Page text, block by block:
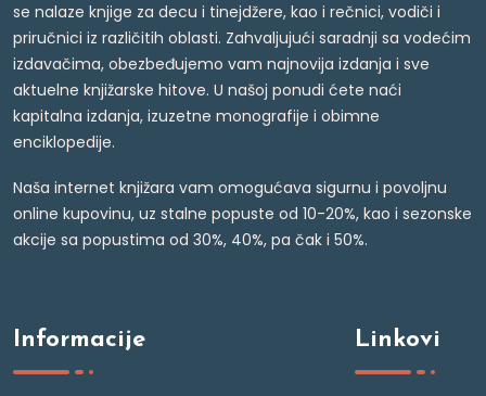
se nalaze knjige za decu i tinejdžere, kao i rečnici, vodiči i
priručnici iz različitih oblasti. Zahvaljujući saradnji sa vodećim
izdavačima, obezbeđujemo vam najnovija izdanja i sve
aktuelne knjižarske hitove. U našoj ponudi ćete naći
kapitalna izdanja, izuzetne monografije i obimne
enciklopedije.
Naša internet knjižara vam omogućava sigurnu i povoljnu
online kupovinu, uz stalne popuste od 10-20%, kao i sezonske
akcije sa popustima od 30%, 40%, pa čak i 50%.
Informacije Linkovi